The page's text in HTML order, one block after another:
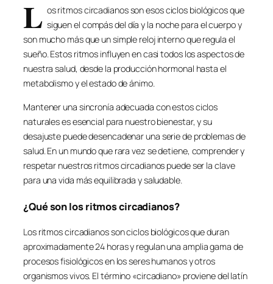
L os ritmos circadianos son esos ciclos biológicos que
siguen el compás del día y la noche para el cuerpo y
son mucho más que un simple reloj interno que regula el
sueño. Estos ritmos influyen en casi todos los aspectos de
nuestra salud, desde la producción hormonal hasta el
metabolismo y el estado de ánimo.
Mantener una sincronía adecuada con estos ciclos
naturales es esencial para nuestro bienestar, y su
desajuste puede desencadenar una serie de problemas de
salud. En un mundo que rara vez se detiene, comprender y
respetar nuestros ritmos circadianos puede ser la clave
para una vida más equilibrada y saludable.
¿Qué son los ritmos circadianos?
Los ritmos circadianos son ciclos biológicos que duran
aproximadamente 24 horas y regulan una amplia gama de
procesos fisiológicos en los seres humanos y otros
organismos vivos. El término «circadiano» proviene del latín